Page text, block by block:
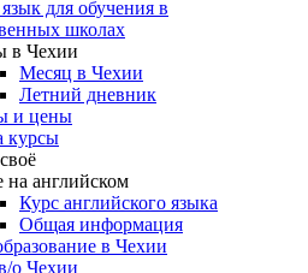
для обучения в
школах
в Чехии
Месяц в Чехии
Летний дневник
и цены
курсы
на английском
Курс английского языка
Общая информация
в Чехии
о Чехии